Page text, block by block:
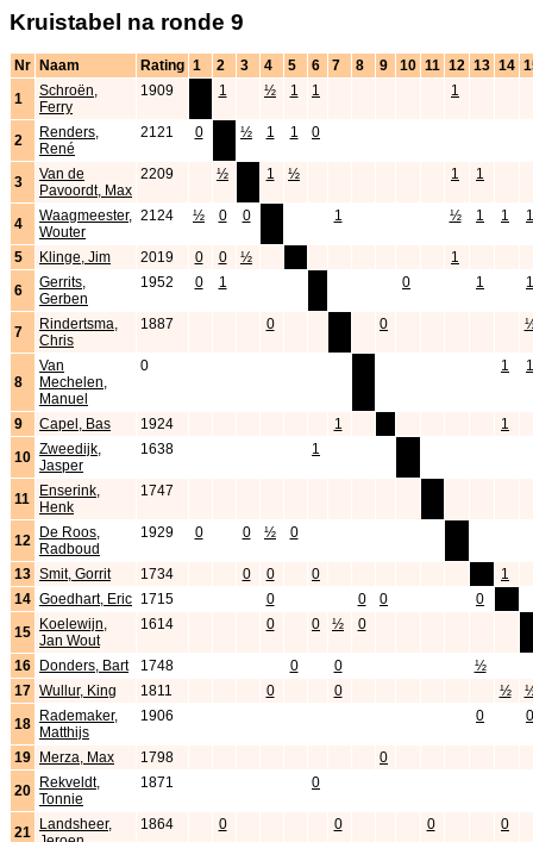
Kruistabel na ronde 9
Nr Naam Rating 1 2 3 4 5 6 7 8 9 10 11 12 13 14
1
Schroën,
Ferry
1909 1 ½ 1 1 1
2
Renders,
René
2121 0 ½ 1 1 0
3
Van de
Pavoordt, Max
2209 ½ 1 ½ 1 1
4
Waagmeester,
Wouter
2124 ½ 0 0 1 ½ 1 1 1
5 Klinge, Jim 2019 0 0 ½
1
6
Gerrits,
Gerben
1952 0 1 0 1 1
7
Rindertsma,
Chris
1887 0 0
8
Van
Mechelen,
Manuel
0 1 1
9 Capel, Bas 1924 1
1
10 Zweedijk,
Jasper
1638 1
11
Enserink,
Henk
1747
12
De Roos,
Radboud
1929 0 0 ½ 0
13 Smit, Gorrit 1734 0 0 0
1
14 Goedhart, Eric 1715 0 0 0 0
15
Koelewijn,
Jan Wout
1614 0 0 ½ 0
16 Donders, Bart 1748 0 0
½
17 Wullur, King 1811 0 0 ½
18
Rademaker,
Matthijs
1906 0 0
19 Merza, Max 1798
0
20
Rekveldt,
Tonnie
1871 0
21
Landsheer,
1864 0 0 0 0